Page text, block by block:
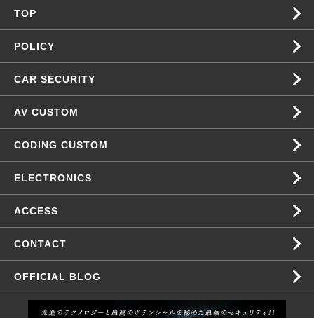
TOP
POLICY
CAR SECURITY
AV CUSTOM
CODING CUSTOM
ELECTRONICS
ACCESS
CONTACT
OFFICIAL BLOG